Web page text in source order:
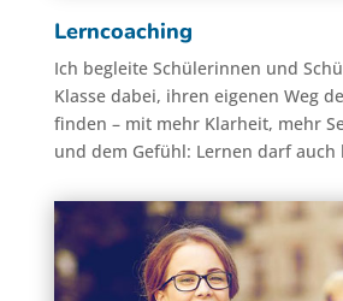
Lerncoaching
Ich begleite Schülerinnen und
Klasse dabei, ihren eigenen Weg
finden – mit mehr Klarheit, mehr
und dem Gefühl: Lernen darf